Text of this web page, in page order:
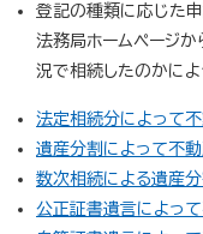
登記の種類に応じた申
法務局ホームページか
況で相続したのかによ
法定相続分によって
遺産分割によって不
数次相続による遺産
公正証書遺言によっ